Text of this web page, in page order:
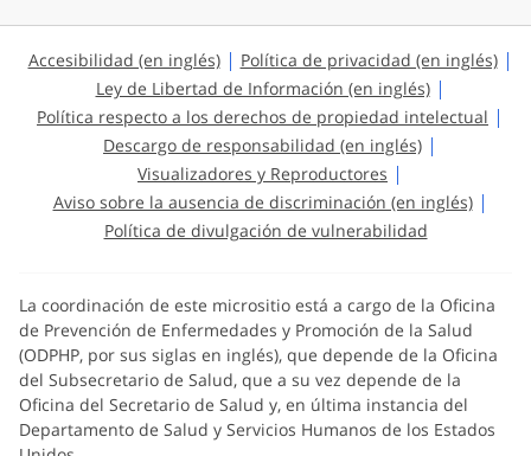
Accesibilidad (en inglés)
Política de privacidad (en inglés)
Ley de Libertad de Información (en inglés)
Política respecto a los derechos de propiedad intelectual
Descargo de responsabilidad (en inglés)
Visualizadores y Reproductores
Aviso sobre la ausencia de discriminación (en inglés)
Política de divulgación de vulnerabilidad
La coordinación de este micrositio está a cargo de la Oficina
de Prevención de Enfermedades y Promoción de la Salud
(ODPHP, por sus siglas en inglés), que depende de la Oficina
del Subsecretario de Salud, que a su vez depende de la
Oficina del Secretario de Salud y, en última instancia del
Departamento de Salud y Servicios Humanos de los Estados